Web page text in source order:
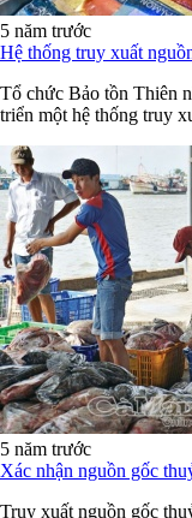
5 năm trước
Hệ thống truy xuất
Tổ chức Bảo tồn Thiên
triển một hệ thống truy
5 năm trước
Xác nhận nguồn gốc
Truy xuất nguồn gốc